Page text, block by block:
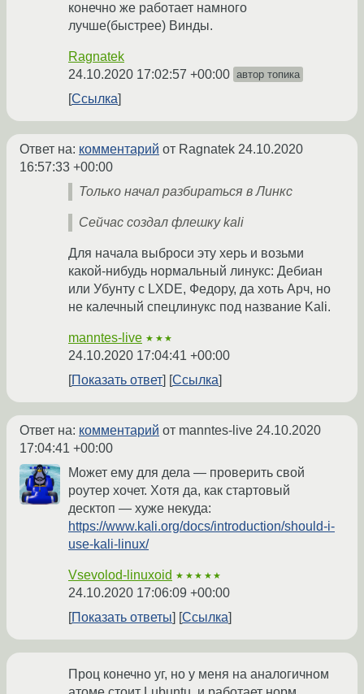
конечно же работает намного
лучше(быстрее) Винды.
Ragnatek
24.10.2020 17:02:57 +00:00 автор топика
Ссылка
Ответ на: комментарий от Ragnatek 24.10.2020
16:57:33 +00:00
Только начал разбираться в Линкс
Сейчас создал флешку kali
Для начала выброси эту херь и возьми
какой-нибудь нормальный линукс: Дебиан
или Убунту с LXDE, Федору, да хоть Арч, но
не калечный спецлинукс под название Kali.
manntes-live ★★★
24.10.2020 17:04:41 +00:00
Показать ответ
Ссылка
Ответ на: комментарий от manntes-live 24.10.2020
17:04:41 +00:00
Может ему для дела — проверить свой
роутер хочет. Хотя да, как стартовый
десктоп — хуже некуда:
https://www.kali.org/docs/introduction/should-i-
use-kali-linux/
Vsevolod-linuxoid ★★★★★
24.10.2020 17:06:09 +00:00
Показать ответы
Ссылка
Проц конечно уг, но у меня на аналогичном